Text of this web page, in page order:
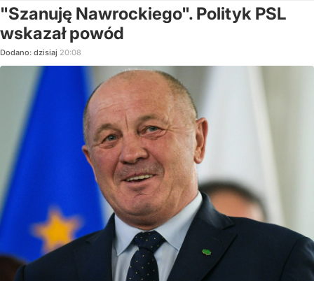
"Szanuję Nawrockiego". Polityk PSL
wskazał powód
Dodano: dzisiaj 20:08